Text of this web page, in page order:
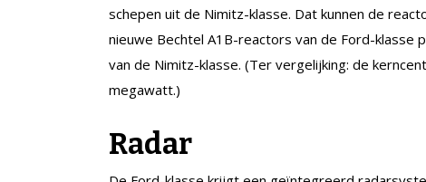
schepen uit de Nimitz-klasse. Dat kunnen de
nieuwe Bechtel A1B-reactors van de Ford-klasse
van de Nimitz-klasse. (Ter vergelijking: de
megawatt.)
Radar